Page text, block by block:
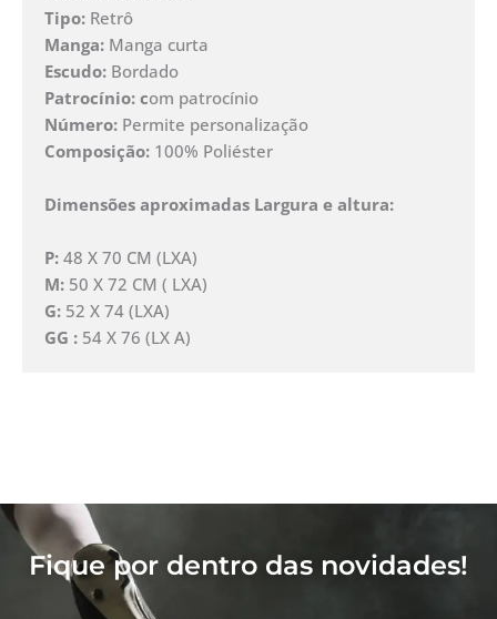
Tipo: Retrô
Manga: Manga curta
Escudo: Bordado
Patrocínio: com patrocínio
Número: Permite personalização
Composição: 100% Poliéster
Dimensões aproximadas Largura e altura:
P: 48 X 70 CM (LXA)
M: 50 X 72 CM ( LXA)
G: 52 X 74 (LXA)
GG : 54 X 76 (LX A)
Fique por dentro das novidades!